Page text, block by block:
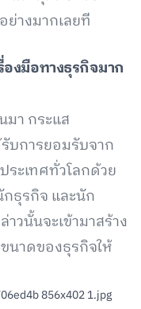
ย่างมากเลยที
องมือทางธุรกิจมาก
า กระแส
รับการยอมรับจาก
ะเทศทั่วโลกด้วย
กธุรกิจ และนัก
วนั้นจะเข้ามาสร้าง
นาดของธุรกิจให้